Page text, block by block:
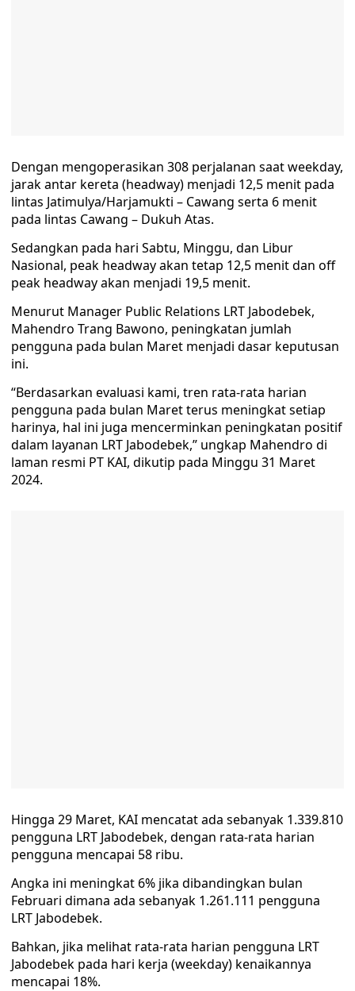
Dengan mengoperasikan 308 perjalanan saat weekday,
jarak antar kereta (headway) menjadi 12,5 menit pada
lintas Jatimulya/Harjamukti – Cawang serta 6 menit
pada lintas Cawang – Dukuh Atas.
Sedangkan pada hari Sabtu, Minggu, dan Libur
Nasional, peak headway akan tetap 12,5 menit dan off
peak headway akan menjadi 19,5 menit.
Menurut Manager Public Relations LRT Jabodebek,
Mahendro Trang Bawono, peningkatan jumlah
pengguna pada bulan Maret menjadi dasar keputusan
ini.
“Berdasarkan evaluasi kami, tren rata-rata harian
pengguna pada bulan Maret terus meningkat setiap
harinya, hal ini juga mencerminkan peningkatan positif
dalam layanan LRT Jabodebek,” ungkap Mahendro di
laman resmi PT KAI, dikutip pada Minggu 31 Maret
2024.
Hingga 29 Maret, KAI mencatat ada sebanyak 1.339.810
pengguna LRT Jabodebek, dengan rata-rata harian
pengguna mencapai 58 ribu.
Angka ini meningkat 6% jika dibandingkan bulan
Februari dimana ada sebanyak 1.261.111 pengguna
LRT Jabodebek.
Bahkan, jika melihat rata-rata harian pengguna LRT
Jabodebek pada hari kerja (weekday) kenaikannya
mencapai 18%.